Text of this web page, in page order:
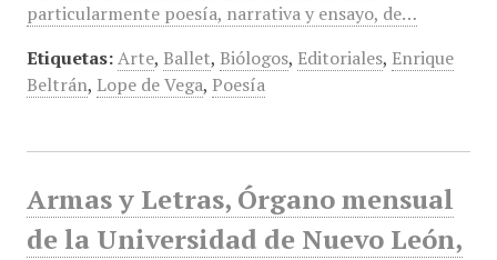
particularmente poesía, narrativa y ensayo, de…
Etiquetas: Arte, Ballet, Biólogos, Editoriales, Enrique
Beltrán, Lope de Vega, Poesía
Armas y Letras, Órgano mensual
de la Universidad de Nuevo León,